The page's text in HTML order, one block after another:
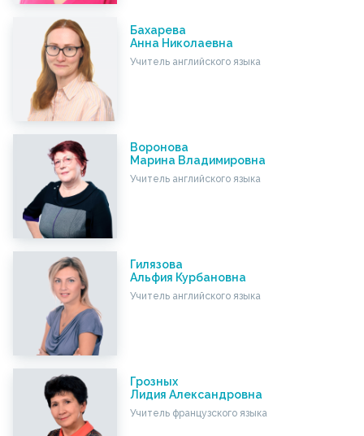
Бахарева
Анна Николаевна
Учитель английского языка
Воронова
Марина Владимировна
Учитель английского языка
Гилязова
Альфия Курбановна
Учитель английского языка
Грозных
Лидия Александровна
Учитель французского языка